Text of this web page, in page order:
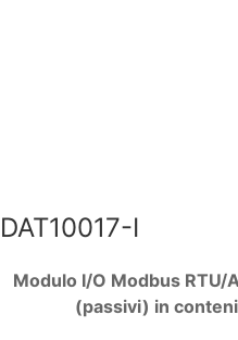
DAT10017-I
Modulo I/O Modbus RTU/
(passivi) in